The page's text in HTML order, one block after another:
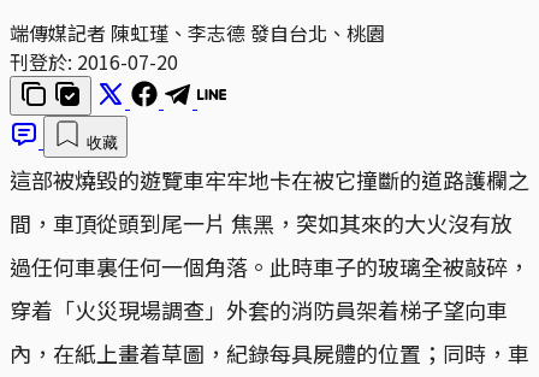
端傳媒記者 陳虹瑾、李志德 發自台北、桃園
刊登於: 2016-07-20
收藏
這部被燒毀的遊覽車牢牢地卡在被它撞斷的道路護欄之
間，車頂從頭到尾一片 焦黑，突如其來的大火沒有放
過任何車裏任何一個角落。此時車子的玻璃全被敲碎，
穿着「火災現場調查」外套的消防員架着梯子望向車
內，在紙上畫着草圖，紀錄每具屍體的位置；同時，車